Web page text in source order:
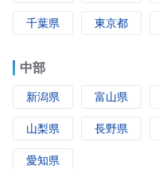
千葉県 東京都
中部
新潟県 富山県
山梨県 長野県
愛知県